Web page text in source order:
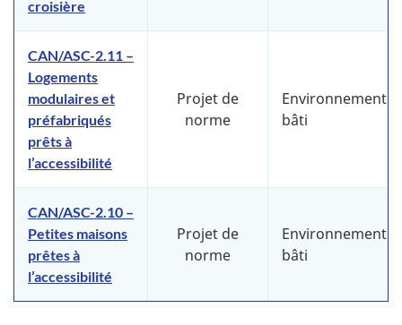
croisière
CAN/ASC-2.11 –
Logements
modulaires et
préfabriqués
prêts à
l’accessibilité
Projet de
norme
Environnement
bâti
CAN/ASC-2.10 –
Petites maisons
prêtes à
l’accessibilité
Projet de
norme
Environnement
bâti